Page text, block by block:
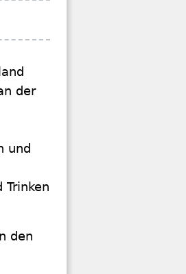
der
und
den